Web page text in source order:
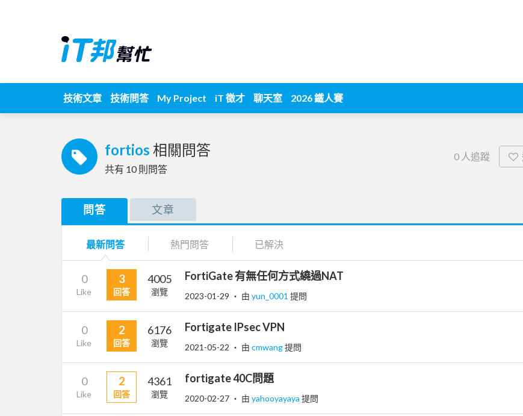
技術文章 技術問答 My Project iT 徵才 聊天室 2026 鐵人賽
fortios 相關問答
共有 10則問答
0 人追蹤
問答 文章
最新問答 熱門問答 已解決
0
Like
3
回答
4005
瀏覽
FortiGate 有無任何方式繞過NAT
2023-01-29 ‧ 由 yun_0001 提問
0
Like
2
回答
6176
瀏覽
Fortigate IPsec VPN
2021-05-22 ‧ 由 cmwang提問
0
Like
2
回答
4361
瀏覽
fortigate 40C問題
2020-02-27 ‧ 由 yahooyayaya 提問